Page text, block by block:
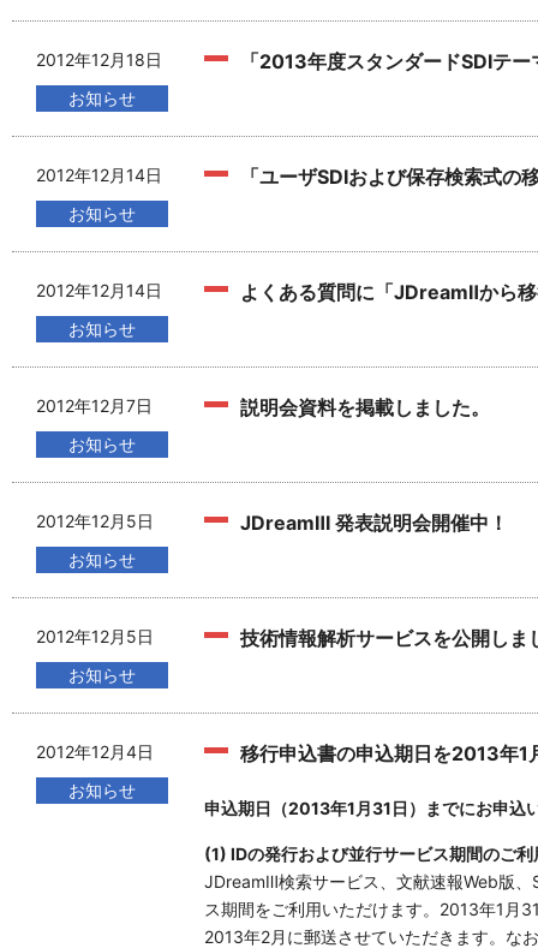
2012年12月18日
お知らせ
「2013年度スタンダードSDIテ
2012年12月14日
お知らせ
「ユーザSDIおよび保存検索式の
2012年12月14日
お知らせ
よくある質問に「JDreamⅡから
2012年12月7日
お知らせ
説明会資料を掲載しました。
2012年12月5日
お知らせ
JDreamⅢ 発表説明会開催中！
2012年12月5日
お知らせ
技術情報解析サービスを公開しま
2012年12月4日
お知らせ
移行申込書の申込期日を2013年1
申込期日（2013年1月31日）までにお申込
(1) IDの発行および並行サービス期間のご利
JDreamⅢ検索サービス、文献速報Web版
ス期間をご利用いただけます。2013年1月
2013年2月に郵送させていただきます。な